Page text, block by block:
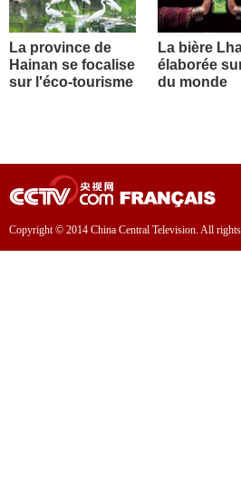
La province de
Hainan se focalise
sur l'éco-tourisme
La bière
élaborée
du monde
Copyright © 2014 China Central Television. All rights